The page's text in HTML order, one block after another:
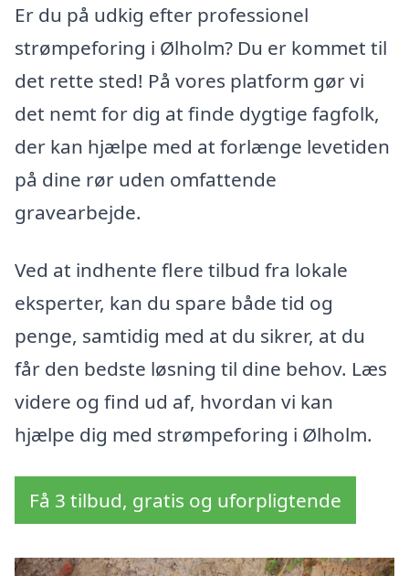
Er du på udkig efter professionel
strømpeforing i Ølholm? Du er kommet til
det rette sted! På vores platform gør vi
det nemt for dig at finde dygtige fagfolk,
der kan hjælpe med at forlænge levetiden
på dine rør uden omfattende
gravearbejde.
Ved at indhente flere tilbud fra lokale
eksperter, kan du spare både tid og
penge, samtidig med at du sikrer, at du
får den bedste løsning til dine behov. Læs
videre og find ud af, hvordan vi kan
hjælpe dig med strømpeforing i Ølholm.
Få 3 tilbud, gratis og uforpligtende